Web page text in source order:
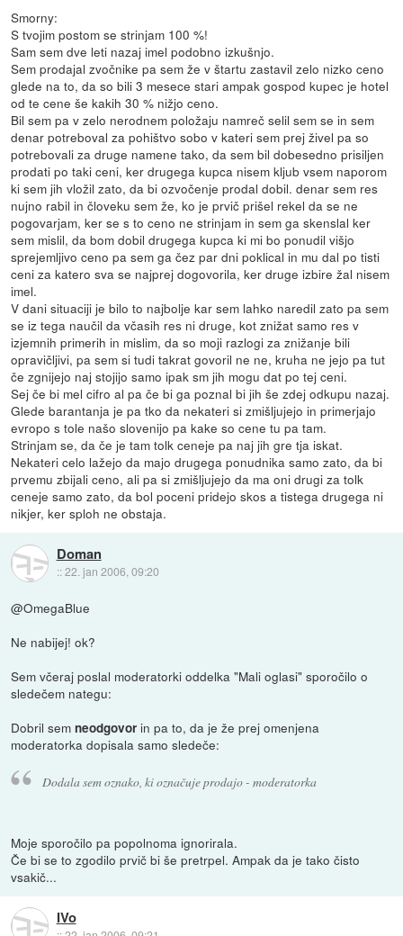
Smorny:
S tvojim postom se strinjam 100 %!
Sam sem dve leti nazaj imel podobno izkušnjo.
Sem prodajal zvočnike pa sem že v štartu zastavil zelo nizko ceno
glede na to, da so bili 3 mesece stari ampak gospod kupec je hotel
od te cene še kakih 30 % nižjo ceno.
Bil sem pa v zelo nerodnem položaju namreč selil sem se in sem
denar potreboval za pohištvo sobo v kateri sem prej živel pa so
potrebovali za druge namene tako, da sem bil dobesedno prisiljen
prodati po taki ceni, ker drugega kupca nisem kljub vsem naporom
ki sem jih vložil zato, da bi ozvočenje prodal dobil. denar sem res
nujno rabil in človeku sem že, ko je prvič prišel rekel da se ne
pogovarjam, ker se s to ceno ne strinjam in sem ga skenslal ker
sem mislil, da bom dobil drugega kupca ki mi bo ponudil višjo
sprejemljivo ceno pa sem ga čez par dni poklical in mu dal po tisti
ceni za katero sva se najprej dogovorila, ker druge izbire žal nisem
imel.
V dani situaciji je bilo to najbolje kar sem lahko naredil zato pa sem
se iz tega naučil da včasih res ni druge, kot znižat samo res v
izjemnih primerih in mislim, da so moji razlogi za znižanje bili
opravičljivi, pa sem si tudi takrat govoril ne ne, kruha ne jejo pa tut
če zgnijejo naj stojijo samo ipak sm jih mogu dat po tej ceni.
Sej če bi mel cifro al pa če bi ga poznal bi jih še zdej odkupu nazaj.
Glede barantanja je pa tko da nekateri si zmišljujejo in primerjajo
evropo s tole našo slovenijo pa kake so cene tu pa tam.
Strinjam se, da če je tam tolk ceneje pa naj jih gre tja iskat.
Nekateri celo lažejo da majo drugega ponudnika samo zato, da bi
prvemu zbijali ceno, ali pa si zmišljujejo da ma oni drugi za tolk
ceneje samo zato, da bol poceni pridejo skos a tistega drugega ni
nikjer, ker sploh ne obstaja.
Doman
::22. jan 2006, 09:20
@OmegaBlue
Ne nabijej! ok?
Sem včeraj poslal moderatorki oddelka "Mali oglasi" sporočilo o
sledečem nategu:
Dobril semneodgovor in pa to, da je že prej omenjena
moderatorka dopisala samo sledeče:
Dodala sem oznako, ki označuje prodajo - moderatorka
Moje sporočilo pa popolnoma ignorirala.
Če bi se to zgodilo prvič bi še pretrpel. Ampak da je tako čisto
vsakič...
IVo